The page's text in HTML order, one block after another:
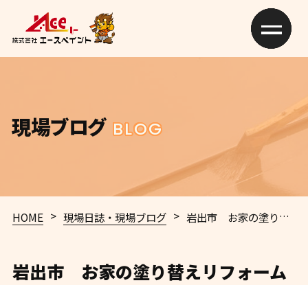
現場ブログ BLOG
HOME > 現場日誌・現場ブログ > 岩出市 お家の塗り替えリフォーム事例のご紹介！🌈🎨
岩出市 お家の塗り替えリフォーム